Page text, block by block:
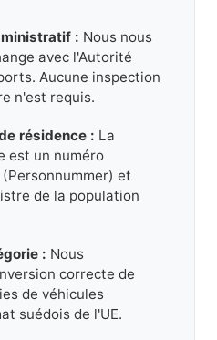
: Nous nous
avec l'Autorité
Aucune inspection
n'est requis.
résidence : La
est un numéro
et
de la population
: Nous
correcte de
de véhicules
suédois de l'UE.